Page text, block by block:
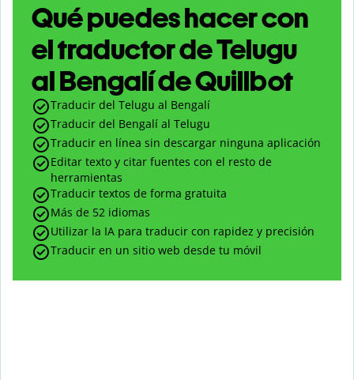
Qué puedes hacer con
el traductor de Telugu
al Bengalí de Quillbot
Traducir del Telugu al Bengalí
Traducir del Bengalí al Telugu
Traducir en línea sin descargar ninguna aplicación
Editar texto y citar fuentes con el resto de
herramientas
Traducir textos de forma gratuita
Más de 52 idiomas
Utilizar la IA para traducir con rapidez y precisión
Traducir en un sitio web desde tu móvil